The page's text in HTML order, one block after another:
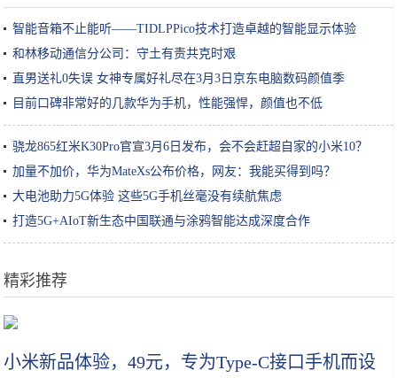
智能音箱不止能听——TIDLPPico技术打造卓越的智能显示体验
和林移动通信分公司：守土有责共克时艰
直男送礼0失误 女神专属好礼尽在3月3日京东电脑数码颜值季
目前口碑非常好的几款华为手机，性能强悍，颜值也不低
骁龙865红米K30Pro官宣3月6日发布，会不会赶超自家的小米10？
加量不加价，华为MateXs公布价格，网友：我能买得到吗？
大电池助力5G体验 这些5G手机丝毫没有续航焦虑
打造5G+AIoT新生态中国联通与涂鸦智能达成深度合作
精彩推荐
小米新品体验，49元，专为Type-C接口手机而设